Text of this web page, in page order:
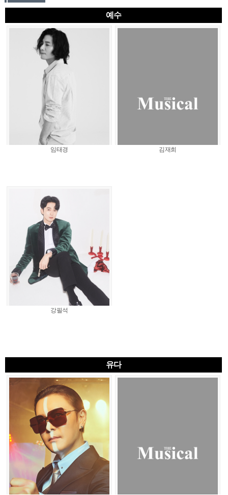
예수
임태경 김재희
강필석
유다